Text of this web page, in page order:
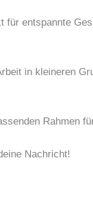
entspannte
in kleineren
Rahmen
Nachricht!